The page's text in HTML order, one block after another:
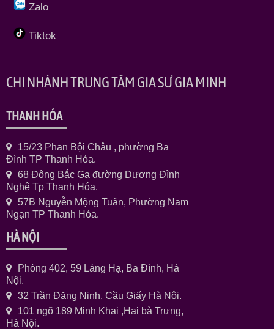
Zalo
Tiktok
CHI NHÁNH TRUNG TÂM GIA SƯ GIA MINH
THANH HÓA
15/23 Phan Bội Châu , phường Ba
Đình TP Thanh Hóa.
68 Đông Bắc Ga đường Dương Đình
Nghệ Tp Thanh Hóa.
57B Nguyễn Mộng Tuân, Phường Nam
Ngạn TP Thanh Hóa.
HÀ NỘI
Phòng 402, 59 Láng Hạ, Ba Đình, Hà
Nội.
32 Trần Đăng Ninh, Cầu Giấy Hà Nội.
101 ngõ 189 Minh Khai ,Hai bà Trưng,
Hà Nội.